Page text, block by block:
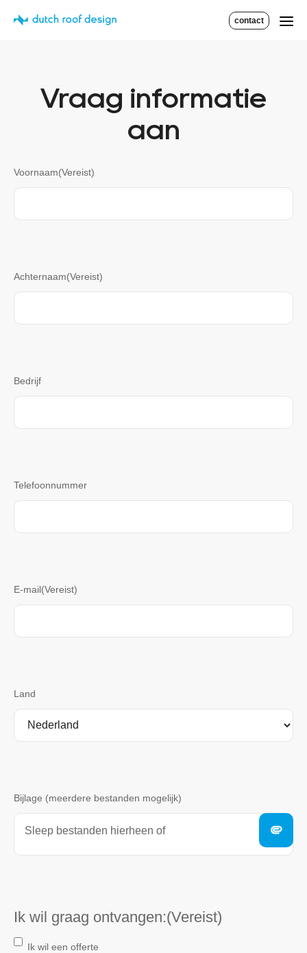
contact
Vraag informatie
aan
Voornaam(Vereist)
Achternaam(Vereist)
Bedrijf
Telefoonnummer
E-mail(Vereist)
Land
Bijlage (meerdere bestanden mogelijk)
Sleep bestanden hierheen of
Ik wil graag ontvangen:(Vereist)
Ik wil een offerte